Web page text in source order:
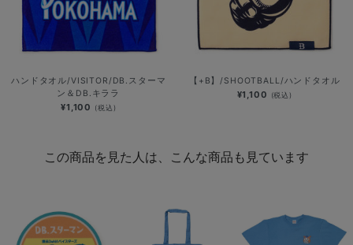
ハンドタオル/VISITOR/DB.スターマ
ン＆DB.キララ
¥1,100 (税込)
【+B】/SHOOTBALL/ハンドタオル
¥1,100 (税込)
この商品を見た人は、こんな商品も見ています